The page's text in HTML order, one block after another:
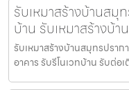
รับเหมาสร้างบ้านสมุ
บ้าน รับเหมาสร้างบ้า
รับเหมาสร้างบ้านสมุทรปราก
อาคาร รับรีโนเวทบ้าน รับต่อ